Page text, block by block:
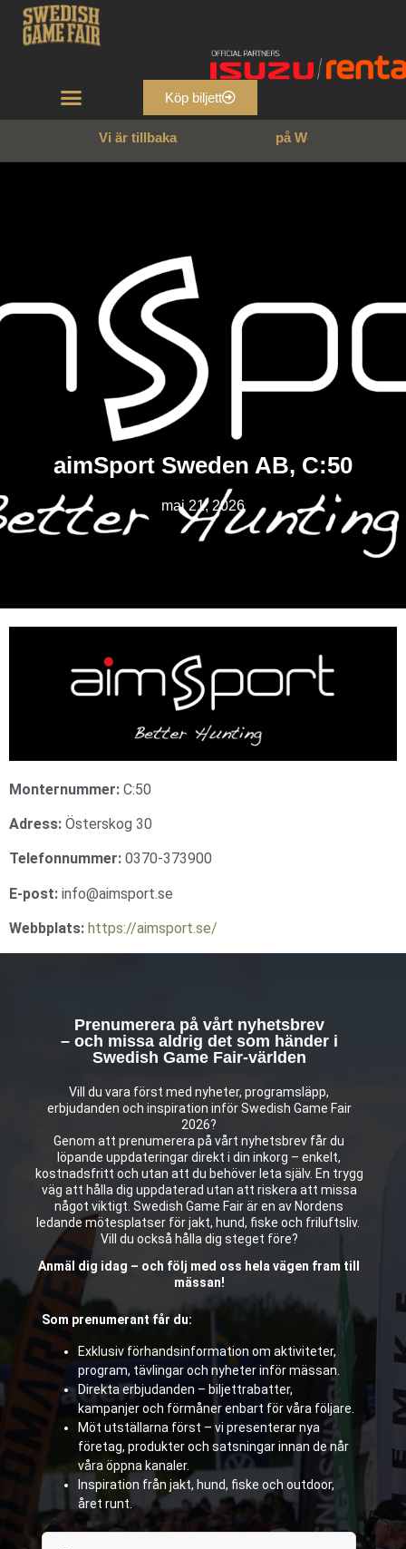
Köp biljett
Vi är tillbaka på We
aimSport Sweden AB, C:50
maj 21, 2026
Monternummer: C:50
Adress: Österskog 30
Telefonnummer: 0370-373900
E-post: info@aimsport.se
Webbplats: https://aimsport.se/
Prenumerera på vårt nyhetsbrev
– och missa aldrig det som händer i
Swedish Game Fair-världen
Vill du vara först med nyheter, programsläpp,
erbjudanden och inspiration inför Swedish Game Fair
2026?
Genom att prenumerera på vårt nyhetsbrev får du
löpande uppdateringar direkt i din inkorg – enkelt,
kostnadsfritt och utan att du behöver leta själv. En trygg
väg att hålla dig uppdaterad utan att riskera att missa
något viktigt. Swedish Game Fair är en av Nordens
ledande mötesplatser för jakt, hund, fiske och friluftsliv.
Vill du också hålla dig steget före?
Anmäl dig idag – och följ med oss hela vägen fram till
mässan!
Som prenumerant får du:
Exklusiv förhandsinformation om aktiviteter,
program, tävlingar och nyheter inför mässan.
Direkta erbjudanden – biljettrabatter,
kampanjer och förmåner enbart för våra följare.
Möt utställarna först – vi presenterar nya
företag, produkter och satsningar innan de når
våra öppna kanaler.
Inspiration från jakt, hund, fiske och outdoor,
året runt.